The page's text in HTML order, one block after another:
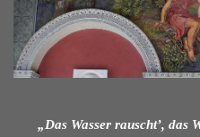
„Das Wasser rauscht’, das